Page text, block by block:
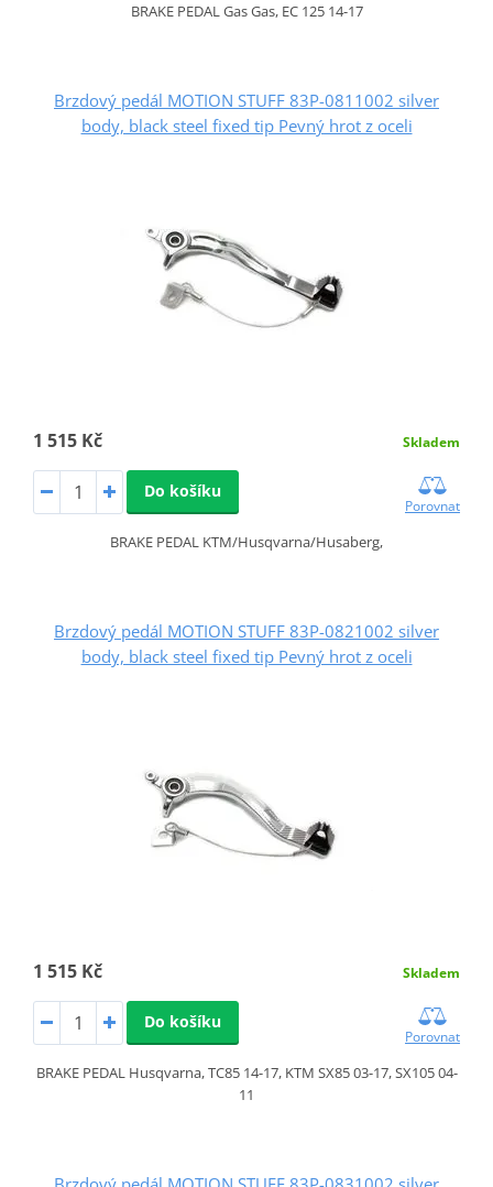
BRAKE PEDAL Gas Gas, EC 125 14-17
Brzdový pedál MOTION STUFF 83P-0811002 silver
body, black steel fixed tip Pevný hrot z oceli
1 515 Kč Skladem
Do košíku
Porovnat
BRAKE PEDAL KTM/Husqvarna/Husaberg,
Brzdový pedál MOTION STUFF 83P-0821002 silver
body, black steel fixed tip Pevný hrot z oceli
1 515 Kč Skladem
Do košíku
Porovnat
BRAKE PEDAL Husqvarna, TC85 14-17, KTM SX85 03-17, SX105 04-
11